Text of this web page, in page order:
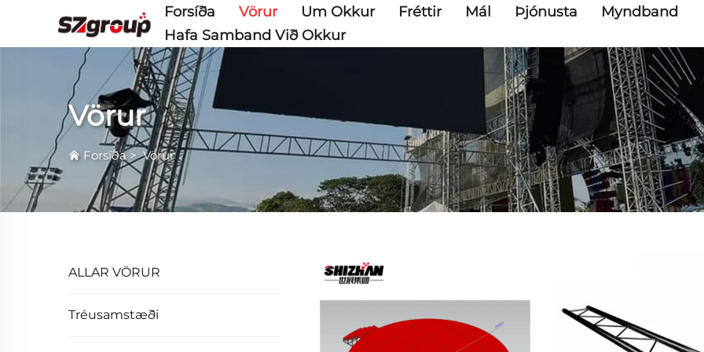
Forsíða Vörur Um Okkur Fréttir Mál Þjónusta
Myndband
Hafa Samband Við Okkur
Vörur
Forsíða>Vörur
ALLAR VÖRUR
Tréusamstæði